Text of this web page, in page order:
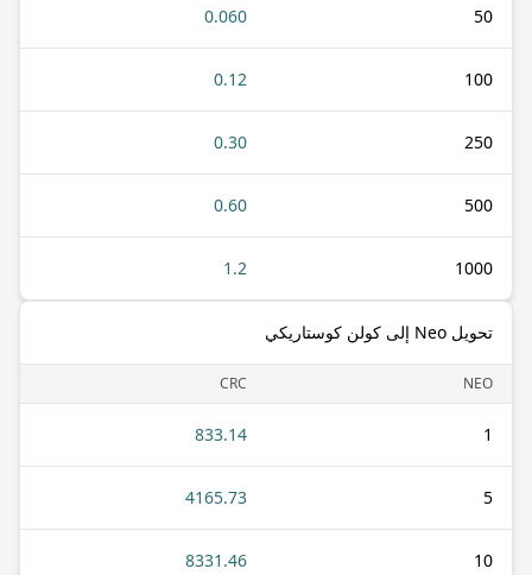
50
0.060
100
0.12
250
0.30
500
0.60
1000
1.2
تحويل Neo إلى كولن كوستاريكي
NEO
CRC
1
833.14
5
4165.73
10
8331.46